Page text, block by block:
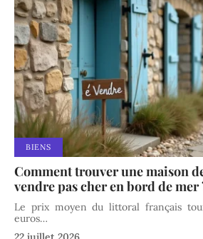
BIENS
Comment trouver une maison
vendre pas cher en bord de mer
Le prix moyen du littoral français
euros…